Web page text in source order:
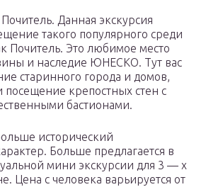
Данная экскурсия
такого популярного среди
Почитель. Это любимое место
и наследие ЮНЕСКО. Тут вас
старинного города и домов,
крепостных стен с
бастионами.
исторический
Больше предлагается в
мини экскурсии для 3 — х
Цена с человека варьируется от